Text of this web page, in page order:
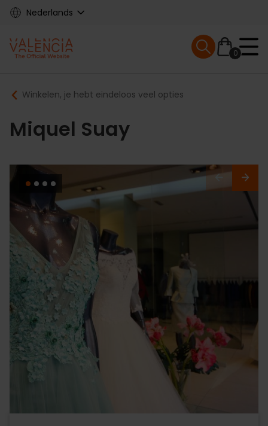
Skip
content
Nederlands
Main
navigation
0
Mobile menu
Breadcrumb
Winkelen, je hebt eindeloos veel opties
Miquel Suay